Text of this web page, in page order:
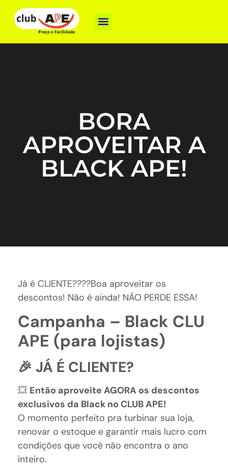
BORA
APROVEITAR A
BLACK APE!
Já é CLIENTE????Boa aproveitar os
descontos! Não é ainda! NÃO PERDE ESSA!
Campanha – Black CLU
APE (para lojistas)
🎉 JÁ É CLIENTE?
💥 Então aproveite AGORA os descontos
exclusivos da Black no CLUB APE!
O momento perfeito pra turbinar sua loja,
renovar o estoque e garantir mais lucro com
condições que você não encontra o ano
inteiro.